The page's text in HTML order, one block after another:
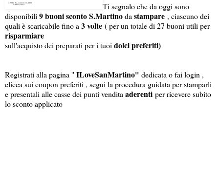
Ti segnalo che da oggi sono
disponibili 9 buoni sconto S.Martinoda stampare , ciascuno dei
quali è scaricabile fino a 3 volte ( per un totale di 27 buoni utili per
risparmiare
sull'acquisto dei preparati per i tuoi dolci preferiti)
Registrati alla pagina '' ILoveSanMartino'' dedicata o fai login ,
clicca sui coupon preferiti , segui la procedura guidata per stamparli
e presentali alle casse dei punti vendita aderenti per ricevere subito
lo sconto applicato